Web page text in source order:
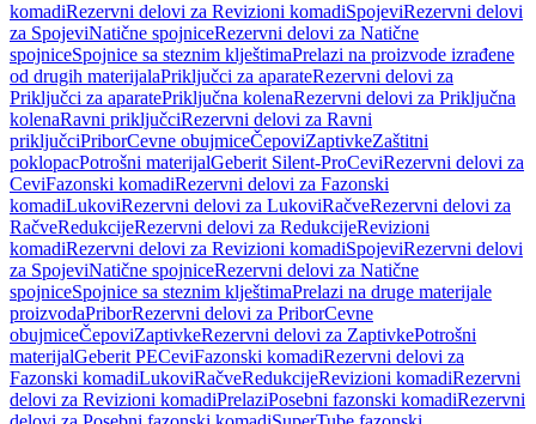
komadiRezervni delovi za Revizioni komadiSpojeviRezervni delovi
za SpojeviNatične spojniceRezervni delovi za Natične
spojniceSpojnice sa steznim klještimaPrelazi na proizvode izrađene
od drugih materijalaPriključci za aparateRezervni delovi za
Priključci za aparatePriključna kolenaRezervni delovi za Priključna
kolenaRavni priključciRezervni delovi za Ravni
priključciPriborCevne obujmiceČepoviZaptivkeZaštitni
poklopacPotrošni materijalGeberit Silent-ProCeviRezervni delovi za
CeviFazonski komadiRezervni delovi za Fazonski
komadiLukoviRezervni delovi za LukoviRačveRezervni delovi za
RačveRedukcijeRezervni delovi za RedukcijeRevizioni
komadiRezervni delovi za Revizioni komadiSpojeviRezervni delovi
za SpojeviNatične spojniceRezervni delovi za Natične
spojniceSpojnice sa steznim klještimaPrelazi na druge materijale
proizvodaPriborRezervni delovi za PriborCevne
obujmiceČepoviZaptivkeRezervni delovi za ZaptivkePotrošni
materijalGeberit PECeviFazonski komadiRezervni delovi za
Fazonski komadiLukoviRačveRedukcijeRevizioni komadiRezervni
delovi za Revizioni komadiPrelaziPosebni fazonski komadiRezervni